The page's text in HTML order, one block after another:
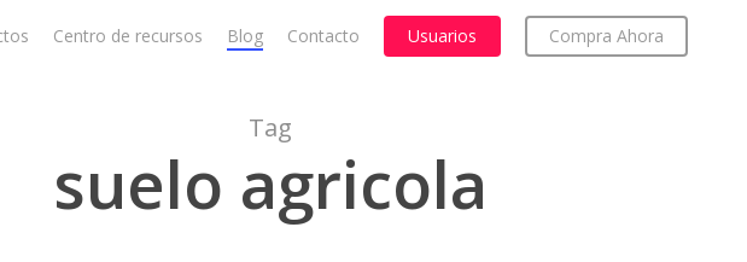
Centro de recursos Blog Contacto Usuarios Compra Ahora
Cart
Tag
suelo agricola